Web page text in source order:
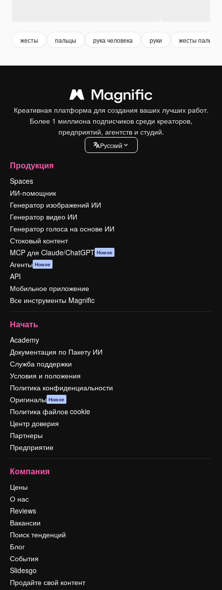
жесты пальцы рука человека руки жесты
Креативная платформа для создания ваших лучших работ.
Более 1 миллиона подписчиков среди креаторов,
предприятий, агентств и студий.
Pусский
Продукция
Spaces
ИИ-помощник
Генератор изображений ИИ
Генератор видео ИИ
Генератор голоса на основе ИИ
Стоковый контент
MCP для Claude/ChatGPT Новое
Агенты Новое
API
Мобильное приложение
Все инструменты Magnific
Начать
Academy
Документация по Пакету ИИ
Служба поддержки
Условия и положения
Политика конфиденциальности
Оригиналы Новое
Политика файлов cookie
Центр доверия
Партнеры
Предприятие
Компания
Цены
О нас
Reviews
Вакансии
Поиск тенденций
Блог
События
Slidesgo
Продайте свой контент